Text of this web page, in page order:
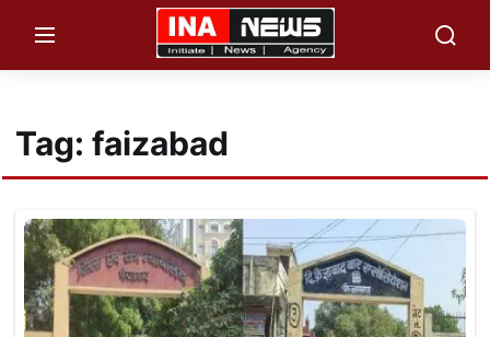
Home
उत्तर प्रदेश
महाकुम्भ नगर
हरदोई न्यूज़
Tag: faizabad